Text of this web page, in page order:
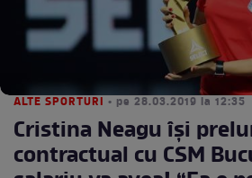
ALTE SPORTURI • pe 28.03.2019 la 12:35
Cristina Neagu își
contractual cu CSM